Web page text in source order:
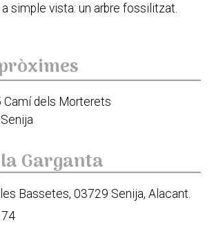
simple vista: un arbre fossilitzat.
Camí dels Morterets
Garganta
Bassetes, 03729 Senija, Alacant.